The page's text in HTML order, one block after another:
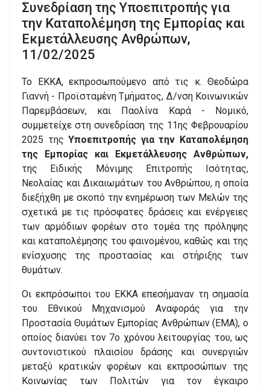
Συνεδρίαση της Υποεπιτροπής για
την Καταπολέμηση της Εμπορίας και
Εκμετάλλευσης Ανθρώπων,
11/02/2025
Το ΕΚΚΑ, εκπροσωπούμενο από τις κ. Θεοδώρα
Γιαννή - Προϊσταμένη Τμήματος, Δ/νση Κοινωνικών
Παρεμβάσεων, και Παολίνα Καρά - Νομικό,
συμμετείχε στη συνεδρίαση της 11ης Φεβρουαρίου
2025 τηςΥποεπιτροπής για την Καταπολέμηση
της Εμπορίας και Εκμετάλλευσης Ανθρώπων,
της Ειδικής Μόνιμης Επιτροπής Ισότητας,
Νεολαίας και Δικαιωμάτων του Ανθρώπου, η οποία
διεξήχθη με σκοπό την ενημέρωση των Μελών της
σχετικά με τις πρόσφατες δράσεις και ενέργειες
των αρμόδιων φορέων στο τομέα της πρόληψης
και καταπολέμησης του φαινομένου, καθώς και της
ενίσχυσης της προστασίας και στήριξης των
θυμάτων.
Οι εκπρόσωποι του ΕΚΚΑ επεσήμαναν τη σημασία
του Εθνικού Μηχανισμού Αναφοράς για την
Προστασία Θυμάτων Εμπορίας Ανθρώπων (ΕΜΑ), ο
οποίος διανύει τον 7ο χρόνου λειτουργίας του, ως
συντονιστικού πλαισίου δράσης και συνεργιών
μεταξύ κρατικών φορέων και εκπροσώπων της
Κοινωνίας των Πολιτών για τον έγκαιρο